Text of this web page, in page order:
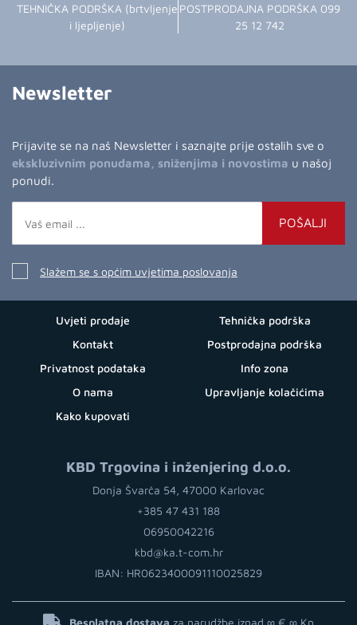
TEHNIČKA PODRŠKA (brtvljenje
i ljepljenje)
POSTPRODAJNA PODRŠKA 099
25 12 742
Newsletter
Prijavite se na naš Newsletter i saznajte prije ostalih sve o
ekskluzivnim ponudama, sniženjima i novostima u našoj
ponudi.
POŠALJI
Slažem se s općim uvjetima poslovanja
Uvjeti prodaje
Kontakt
Privatnost podataka
O nama
Kako kupovati
Tehnička podrška
Postprodajna podrška
Info zona
Upravljanje kolačićima
KBD Trgovina i inženjering d.o.o.
Donja Švarča 54, 47000 Karlovac
+385 47 431 188
06950042216
kbd@ka.t-com.hr
IBAN: HR0623400091110025829
Besplatna dostava za narudžbe iznad ∞ € ∞ Kn